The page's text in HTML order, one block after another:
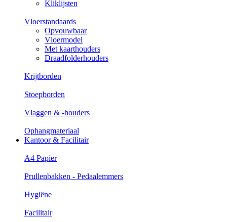
Kliklijsten
Vloerstandaards
Opvouwbaar
Vloermodel
Met kaarthouders
Draadfolderhouders
Krijtborden
Stoepborden
Vlaggen & -houders
Ophangmateriaal
Kantoor & Facilitair
A4 Papier
Prullenbakken - Pedaalemmers
Hygiëne
Facilitair